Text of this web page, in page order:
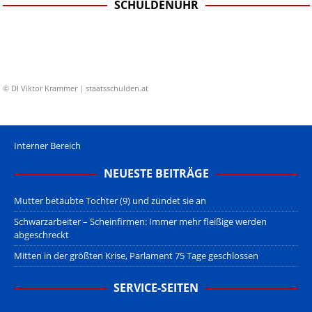
SCHULDENUHR
© DI Viktor Krammer | staatsschulden.at
Interner Bereich
NEUESTE BEITRÄGE
Mutter betäubte Tochter (9) und zündet sie an
Schwarzarbeiter – Scheinfirmen: Immer mehr fleißige werden
abgeschreckt
Mitten in der größten Krise, Parlament 75 Tage geschlossen
SERVICE-SEITEN